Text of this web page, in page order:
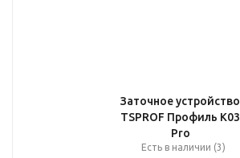
Заточное устройство
TSPROF Профиль К03
Pro
Есть в наличии (3)